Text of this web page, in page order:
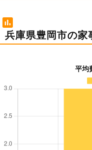
兵庫県豊岡市の家
平均